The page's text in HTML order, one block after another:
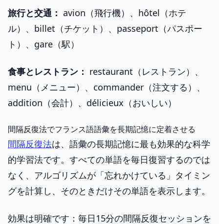
旅行と交通： avion（飛行機）、hôtel（ホテ
ル）、billet（チケット）、passeport（パスポー
ト）、gare（駅）
食事とレストラン： restaurant（レストラン）、
menu（メニュー）、commander（注文する）、
addition（会計）、délicieux（おいしい）
間隔反復法でフランス語語彙を長期記憶に定着させる
間隔反復法は、語彙の長期記憶に最も効果的な科学
的学習法です。すべての単語を毎日復習するのでは
なく、アルゴリズムが「忘れかけている」タイミン
グを計算し、そのときだけその単語を表示します。
効果は明確です：毎日15分の間隔反復セッションを